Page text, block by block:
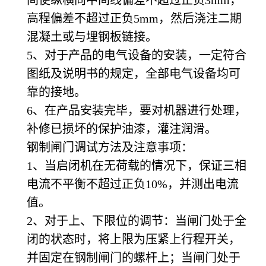
高程偏差不超过正负5mm，然后浇注二期
混凝土或与埋钢板链接。
5、对于产品的电气设备的安装，一定符合
图纸及说明书的规定，全部电气设备均可
靠的接地。
6、在产品安装完毕，要对机器进行处理，
补修已损坏的保护油漆，灌注润滑。
钢制闸门调试方法及注意事项：
1、当启闭机在无荷载的情况下，保证三相
电流不平衡不超过正负10%，并测出电流
值。
2、对于上、下限位的调节：当闸门处于全
闭的状态时，将上限为压紧上行程开关，
并固定在钢制闸门的螺杆上；当闸门处于